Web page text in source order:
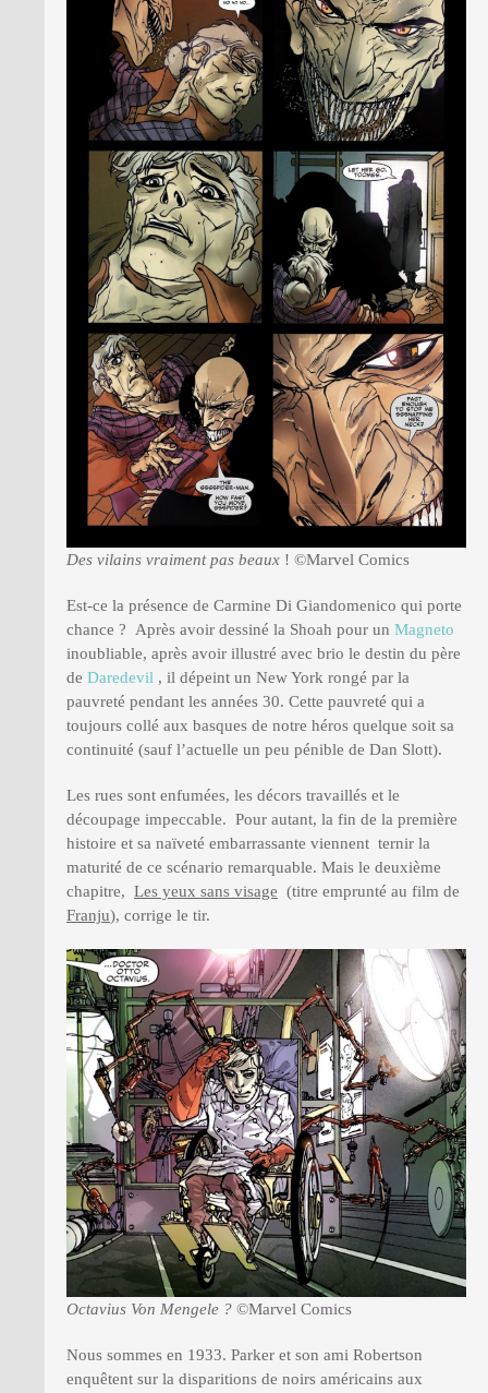
Des vilains vraiment pas beaux ! ©Marvel Comics
Est-ce la présence de Carmine Di Giandomenico qui porte
chance ? Après avoir dessiné la Shoah pour un Magneto
inoubliable, après avoir illustré avec brio le destin du père
de Daredevil , il dépeint un New York rongé par la
pauvreté pendant les années 30. Cette pauvreté qui a
toujours collé aux basques de notre héros quelque soit sa
continuité (sauf l’actuelle un peu pénible de Dan Slott).
Les rues sont enfumées, les décors travaillés et le
découpage impeccable. Pour autant, la fin de la première
histoire et sa naïveté embarrassante viennent ternir la
maturité de ce scénario remarquable. Mais le deuxième
chapitre, Les yeux sans visage (titre emprunté au film de
Franju), corrige le tir.
Octavius Von Mengele ? ©Marvel Comics
Nous sommes en 1933. Parker et son ami Robertson
enquêtent sur la disparitions de noirs américains aux